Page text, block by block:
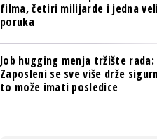
filma, četiri milijarde i jedna
poruka
Job hugging menja tržište rada:
Zaposleni se sve više drže
to može imati posledice